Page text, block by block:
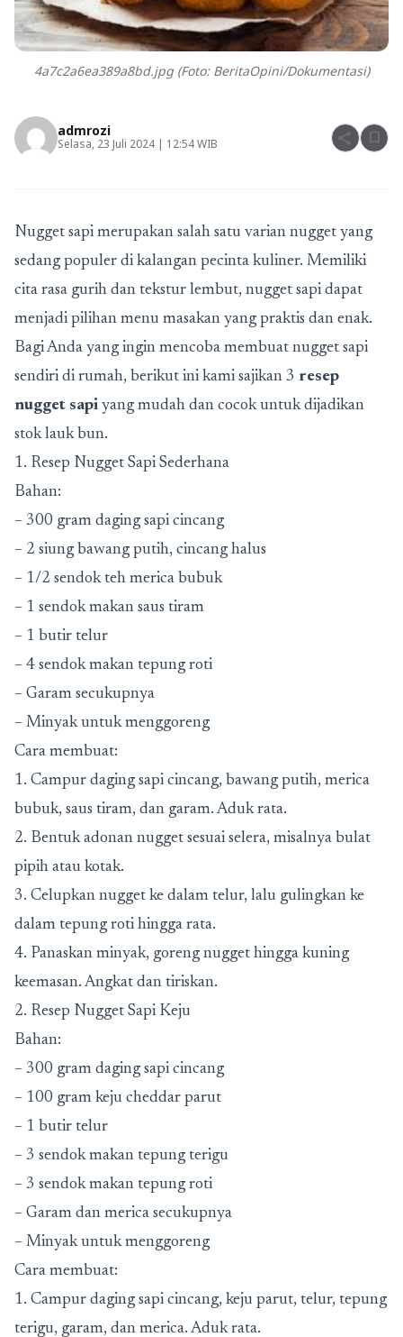
4a7c2a6ea389a8bd.jpg (Foto: BeritaOpini/Dokumentasi)
admrozi
Selasa, 23 Juli 2024 | 12:54 WIB share bookmark
Nugget sapi merupakan salah satu varian nugget yang
sedang populer di kalangan pecinta kuliner. Memiliki
cita rasa gurih dan tekstur lembut, nugget sapi dapat
menjadi pilihan menu masakan yang praktis dan enak.
Bagi Anda yang ingin mencoba membuat nugget sapi
sendiri di rumah, berikut ini kami sajikan 3 resep
nugget sapi yang mudah dan cocok untuk dijadikan
stok lauk bun.
1. Resep Nugget Sapi Sederhana
Bahan:
– 300 gram daging sapi cincang
– 2 siung bawang putih, cincang halus
– 1/2 sendok teh merica bubuk
– 1 sendok makan saus tiram
– 1 butir telur
– 4 sendok makan tepung roti
– Garam secukupnya
– Minyak untuk menggoreng
Cara membuat:
1. Campur daging sapi cincang, bawang putih, merica
bubuk, saus tiram, dan garam. Aduk rata.
2. Bentuk adonan nugget sesuai selera, misalnya bulat
pipih atau kotak.
3. Celupkan nugget ke dalam telur, lalu gulingkan ke
dalam tepung roti hingga rata.
4. Panaskan minyak, goreng nugget hingga kuning
keemasan. Angkat dan tiriskan.
2. Resep Nugget Sapi Keju
Bahan:
– 300 gram daging sapi cincang
– 100 gram keju cheddar parut
– 1 butir telur
– 3 sendok makan tepung terigu
– 3 sendok makan tepung roti
– Garam dan merica secukupnya
– Minyak untuk menggoreng
Cara membuat:
1. Campur daging sapi cincang, keju parut, telur, tepung
terigu, garam, dan merica. Aduk rata.